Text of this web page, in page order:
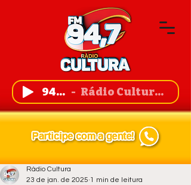
94,7 FM Rádio Cultura de Guanambi
Rádio Cultura
23 de jan. de 2025 1 min de leitura